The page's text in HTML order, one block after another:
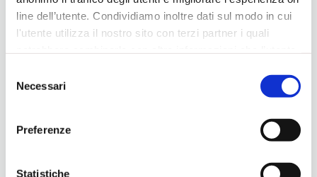
line dell’utente. Condividiamo inoltre dati sul modo in cui
l'utente utilizza il nostro sito con terzi partner i quali
loro servizi, per finalità pubblicitarie creando elenchi di
segmenti di pubblico per fornire annunci sui social media
comportamenti degli utenti. Lei può dare, rifiutare o
a tutti i cookie di una certa categoria, o ad alcuni di essi,
delNecessari
Preferenze
Statistiche
“Il talento porta lontano”, riprendono incontri